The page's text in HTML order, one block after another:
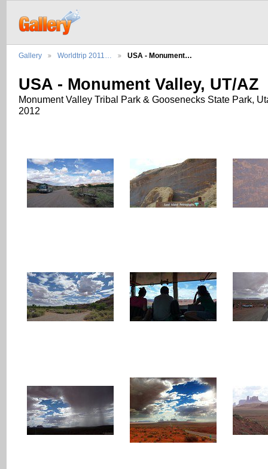
Gallery Worldtrip 2011… USA - Monument…
USA - Monument Valley, UT/AZ
Monument Valley Tribal Park & Goosenecks State Park,
2012